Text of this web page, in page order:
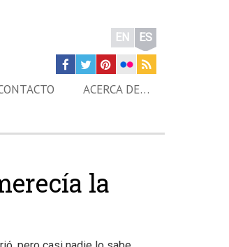
EN ES
ACERCA DE…
la